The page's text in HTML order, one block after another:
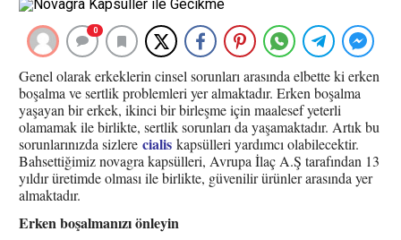
0
Genel olarak erkeklerin cinsel sorunları arasında elbette ki erken
boşalma ve sertlik problemleri yer almaktadır. Erken boşalma
yaşayan bir erkek, ikinci bir birleşme için maalesef yeterli
olamamak ile birlikte, sertlik sorunları da yaşamaktadır. Artık bu
sorunlarınızda sizlere cialis kapsülleri yardımcı olabilecektir.
Bahsettiğimiz novagra kapsülleri, Avrupa İlaç A.Ş tarafından 13
yıldır üretimde olması ile birlikte, güvenilir ürünler arasında yer
almaktadır.
Erken boşalmanızı önleyin